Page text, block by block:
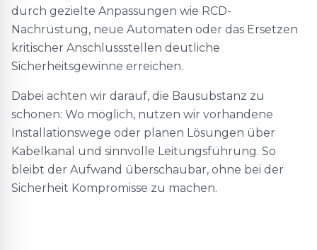
durch gezielte Anpassungen wie RCD-
Nachrüstung, neue Automaten oder das Ersetzen
kritischer Anschlussstellen deutliche
Sicherheitsgewinne erreichen.
Dabei achten wir darauf, die Bausubstanz zu
schonen: Wo möglich, nutzen wir vorhandene
Installationswege oder planen Lösungen über
Kabelkanal und sinnvolle Leitungsführung. So
bleibt der Aufwand überschaubar, ohne bei der
Sicherheit Kompromisse zu machen.